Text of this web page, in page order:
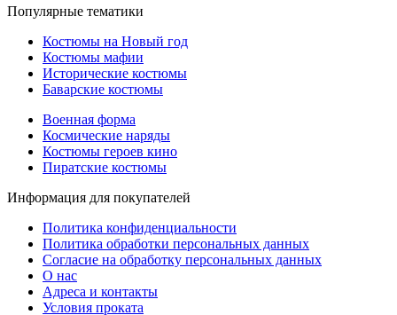
Популярные тематики
Костюмы на Новый год
Костюмы мафии
Исторические костюмы
Баварские костюмы
Военная форма
Космические наряды
Костюмы героев кино
Пиратские костюмы
Информация для покупателей
Политика конфиденциальности
Политика обработки персональных данных
Согласие на обработку персональных данных
О нас
Адреса и контакты
Условия проката